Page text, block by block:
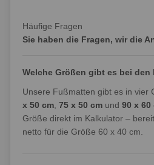
Häufige Fragen
Sie haben die Fragen, wir die
Welche Größen gibt es bei den
Unsere Fußmatten gibt es in vier
x 50 cm 75 x 50 cm und 90 x 60
Größe direkt im Kalkulator –
netto für die Größe 60 x 40 cm.